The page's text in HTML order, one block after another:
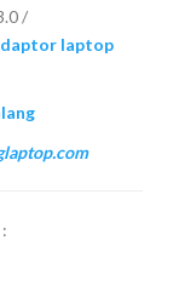
/
laptop
: